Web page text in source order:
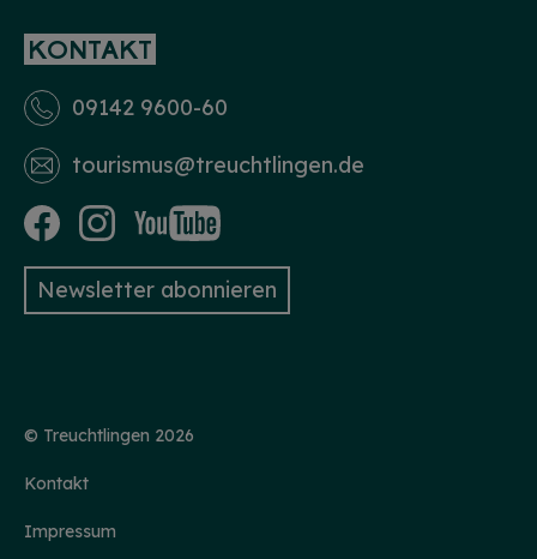
KONTAKT
09142 9600-60
tourismus­@treuchtlingen.de
Newsletter abonnieren
© Treuchtlingen 2026
Kontakt
Impressum